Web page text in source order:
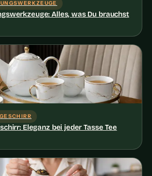
Alles, was Du brauchst
Eleganz bei jeder Tasse Tee